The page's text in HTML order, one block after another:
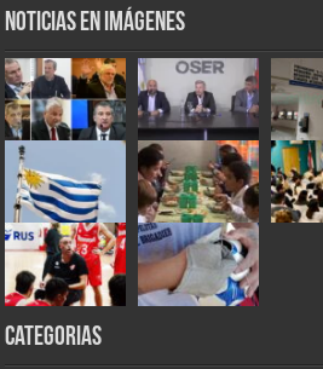
Noticias en Imágenes
Categorias